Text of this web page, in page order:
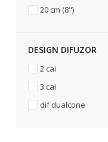
20 cm (8")
DESIGN DIFUZOR
2 cai
3 cai
dif dualcone